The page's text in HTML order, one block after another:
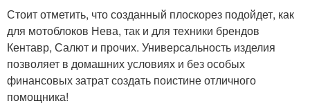
Стоит отметить, что созданный плоскорез подойдет, как
для мотоблоков Нева, так и для техники брендов
Кентавр, Салют и прочих. Универсальность изделия
позволяет в домашних условиях и без особых
финансовых затрат создать поистине отличного
помощника!